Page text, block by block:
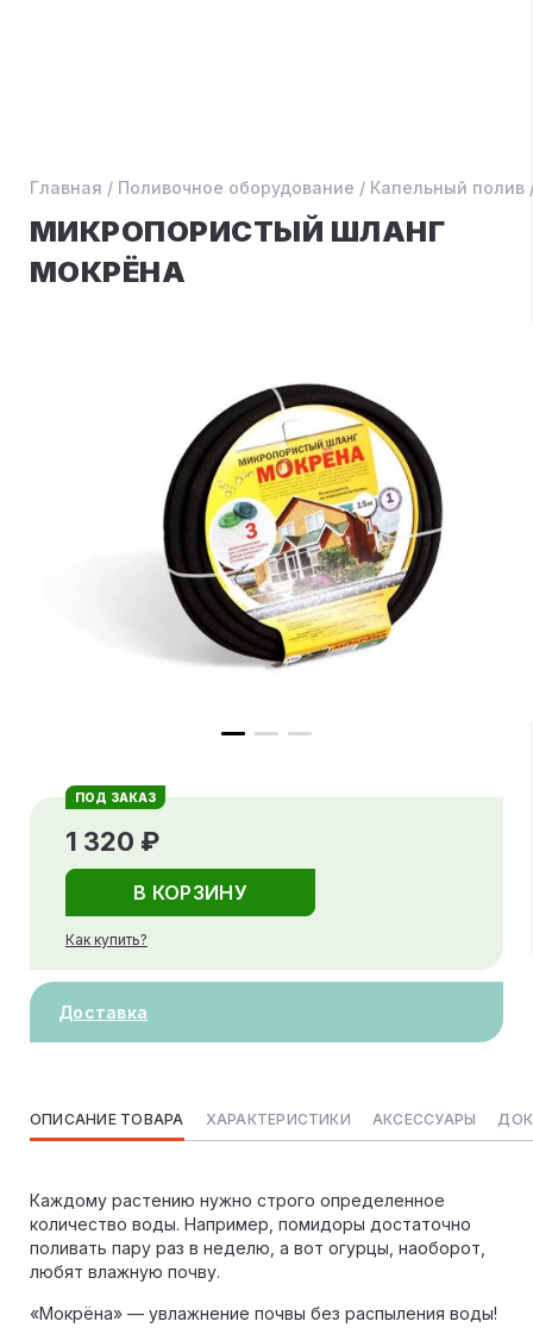
Главная / Поливочное оборудование / Капельный полив
МИКРОПОРИСТЫЙ ШЛАНГ
МОКРЁНА
ПОД ЗАКАЗ
1 320 ₽
В КОРЗИНУ
Как купить?
Доставка
ОПИСАНИЕ ТОВАРА ХАРАКТЕРИСТИКИ АКСЕССУАРЫ
Каждому растению нужно строго определенное
количество воды. Например, помидоры достаточно
поливать пару раз в неделю, а вот огурцы, наоборот,
любят влажную почву.
«Мокрёна» — увлажнение почвы без распыления воды!